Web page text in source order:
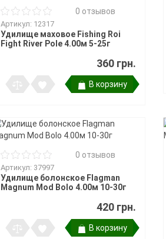
0 отзывов
Артикул: 12317
Удилище маховое Fishing Roi
Fight River Pole 4.00м 5-25г
360 грн.
В корзину
0 отзывов
Артикул: 37997
Удилище болонское Flagman
Magnum Mod Bolo 4.00м 10-30г
420 грн.
В корзину